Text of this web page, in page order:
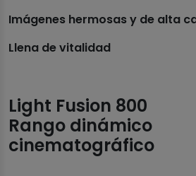
Imágenes hermosas y de alta
Llena de vitalidad
Light Fusion 800
Rango dinámico
cinematográfico